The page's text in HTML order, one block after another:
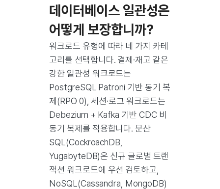
데이터베이스 일관성은
어떻게 보장합니까?
워크로드 유형에 따라 네 가지 카테
고리를 선택합니다. 결제·재고 같은
강한 일관성 워크로드는
PostgreSQL Patroni 기반 동기 복
제(RPO 0), 세션·로그 워크로드는
Debezium + Kafka 기반 CDC 비
동기 복제를 적용합니다. 분산
SQL(CockroachDB,
YugabyteDB)은 신규 글로벌 트랜
잭션 워크로드에 우선 검토하고,
NoSQL(Cassandra, MongoDB)